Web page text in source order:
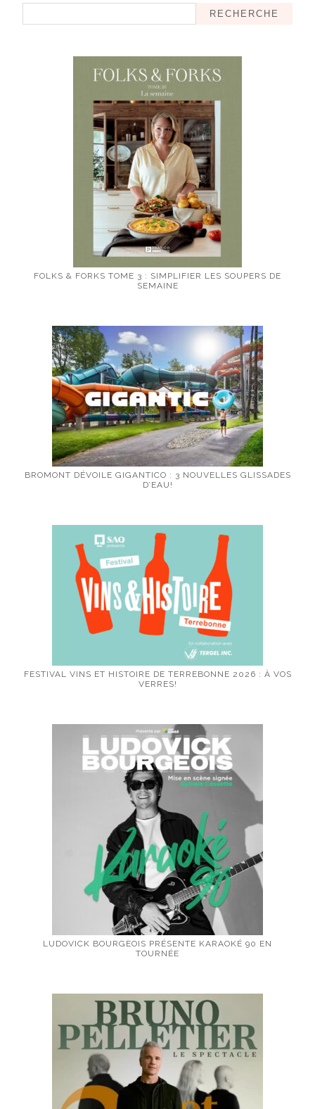
RECHERCHE
FOLKS & FORKS TOME 3 : SIMPLIFIER LES SOUPERS DE
SEMAINE
BROMONT DÉVOILE GIGANTICO : 3 NOUVELLES GLISSADES
D’EAU!
FESTIVAL VINS ET HISTOIRE DE TERREBONNE 2026 : À VOS
VERRES!
LUDOVICK BOURGEOIS PRÉSENTE KARAOKÉ 90 EN
TOURNÉE